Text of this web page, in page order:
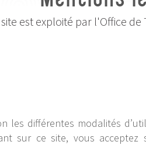
site est exploité par l'Office
les différentes modalités
sur ce site, vous acceptez